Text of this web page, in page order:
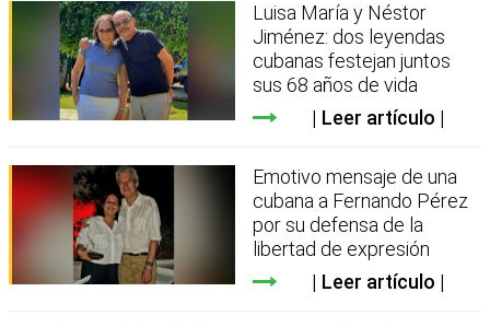
Luisa María y Néstor
Jiménez: dos leyendas
cubanas festejan juntos
sus 68 años de vida
Leer artículo
Emotivo mensaje de una
cubana a Fernando Pérez
por su defensa de la
libertad de expresión
Leer artículo